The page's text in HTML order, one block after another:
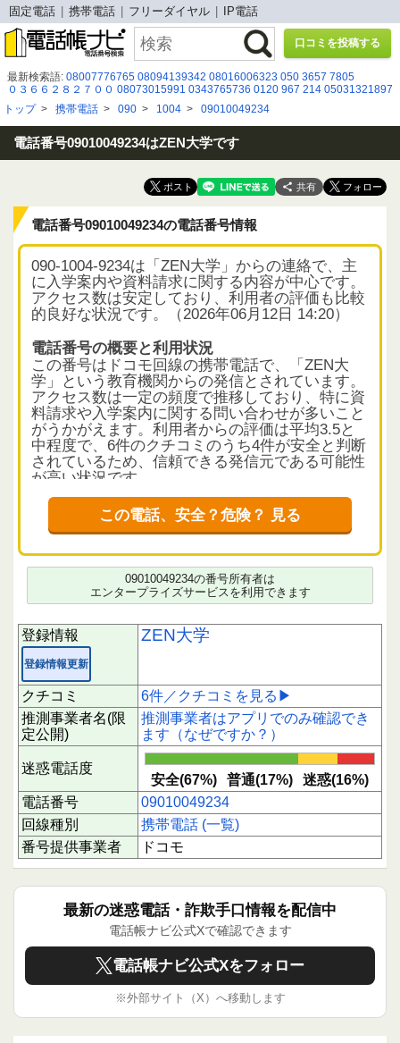
固定電話 携帯電話 フリーダイヤル IP電話
口コミを投稿する
最新検索語: 08007776765 08094139342 08016006323 050 3657 7805
０３６６２８２７００ 08073015991 0343765736 0120 967 214 05031321897
08002226390 080-9015-2632
0570-00-5040 0120995767 0852359178 090-7610-0354
03-4579-3351 03-4214-0121 ０５３４７７０５０７ 05031876487
08005009856 0120225790
トップ> 携帯電話 > 090 > 1004 > 09010049234
電話番号09010049234はZEN大学です
共有
電話番号09010049234の電話番号情報
090-1004-9234は「ZEN大学」からの連絡で、主
に入学案内や資料請求に関する内容が中心です。
アクセス数は安定しており、利用者の評価も比較
的良好な状況です。（2026年06月12日 14:20）
電話番号の概要と利用状況
この番号はドコモ回線の携帯電話で、「ZEN大
学」という教育機関からの発信とされています。
アクセス数は一定の頻度で推移しており、特に資
料請求や入学案内に関する問い合わせが多いこと
がうかがえます。利用者からの評価は平均3.5と
中程度で、6件のクチコミのうち4件が安全と判断
されているため、信頼できる発信元である可能性
が高い状況です。
クチコミから読み解く電話の実態
クチコミ内容は「入学案内」「資料請求の件」
るものが中心です。しきりにアポイントを取りた
がるとの指摘もありますが、全体としては教育関
連の案内電話としての性質が強いと考えられま
す。短時間に偏った評価は見られず、評価は参考
情報としてご確認いただけます。
応答時の注意点
電話の目的は主に入学や資料請求に関する案内で
あるため、興味があれば内容を確認してもよいで
しょう。ただし、しつこい勧誘の可能性もあるた
め、応答時には必要な情報だけを聞き取り、不要
な場合は丁寧に断ることをおすすめします。
下にスクロールすると実際に電話に応答された方
のクチコミを読むことができます。
あなたの1回のクチコミ投稿が、同じように不安
を感じる誰かの助けになります。情報共有は被害
防止の第一歩ですので、ぜひご協力ください。
この電話、安全？危険？ 見る
09010049234の番号所有者は
エンタープライズサービスを利用できます
登録情報
登録情報更新
ZEN大学
クチコミ
6件／クチコミを見る▶
推測事業者名(限
定公開)
推測事業者はアプリでのみ確認でき
ます（なぜですか？）
迷惑電話度
安全(67%) 普通(17%)
迷惑(16%)
電話番号
09010049234
回線種別
携帯電話 (一覧)
番号提供事業者
ドコモ
最新の迷惑電話・詐欺手口情報を配信中
電話帳ナビ公式Xで確認できます
電話帳ナビ公式Xをフォロー
※外部サイト（X）へ移動します